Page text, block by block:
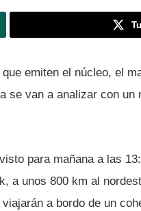
emiten el núcleo, el
se van a analizar con
para mañana a las
a unos 800 km al
a bordo de un